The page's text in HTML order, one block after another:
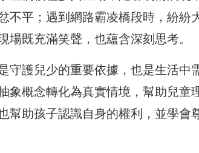
不平；遇到網路霸凌橋段時，紛紛
場既充滿笑聲，也蘊含深刻思考。
守護兒少的重要依據，也是生活中
象概念轉化為真實情境，幫助兒童
幫助孩子認識自身的權利，並學會